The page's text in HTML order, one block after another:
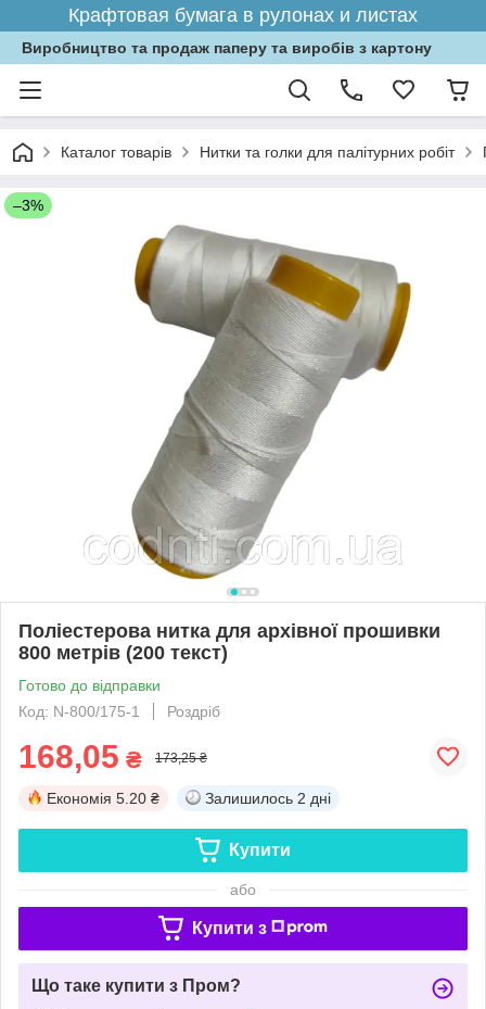
Крафтовая бумага в рулонах и листах
Виробництво та продаж паперу та виробів з картону
Каталог товарів Нитки та голки для палітурних робіт
–3%
Поліестерова нитка для архівної прошивки
800 метрів (200 текст)
Готово до відправки
Код: N-800/175-1
Роздріб
168,05 ₴ 173,25 ₴
Економія 5.20 ₴ Залишилось 2 дні
Купити
або
Купити з
Що таке купити з Пром?